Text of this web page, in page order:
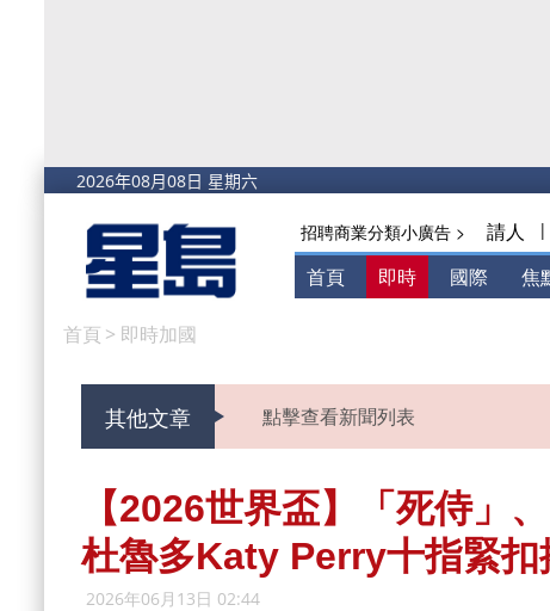
招聘商業分類小廣告 > 請人 |
首頁 即時 國際 焦
首頁 > 即時加國
其他文章 點擊查看新聞列表
【2026世界盃】「死侍」
杜魯多Katy Perry十指緊扣
2026年06月13日 02:44